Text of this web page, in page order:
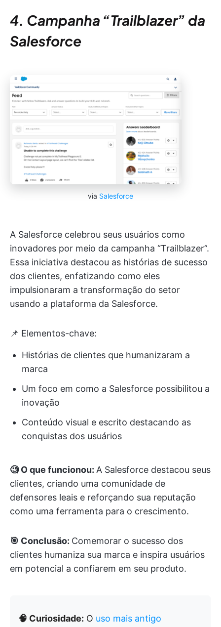
4. Campanha “Trailblazer” da
Salesforce
via Salesforce
A Salesforce celebrou seus usuários como
inovadores por meio da campanha “Trailblazer”.
Essa iniciativa destacou as histórias de sucesso
dos clientes, enfatizando como eles
impulsionaram a transformação do setor
usando a plataforma da Salesforce.
📌 Elementos-chave:
Histórias de clientes que humanizaram a
marca
Um foco em como a Salesforce possibilitou a
inovação
Conteúdo visual e escrito destacando as
conquistas dos usuários
🧐 O que funcionou: A Salesforce destacou seus
clientes, criando uma comunidade de
defensores leais e reforçando sua reputação
como uma ferramenta para o crescimento.
🎯 Conclusão: Comemorar o sucesso dos
clientes humaniza sua marca e inspira usuários
em potencial a confiarem em seu produto.
🧠 Curiosidade: O uso mais antigo